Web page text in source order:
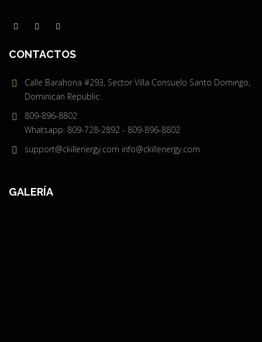
CONTACTOS
Calle Barahona #293, Sector Villa Consuelo Santo Domingo,
Dominican Republic
809-896-8802
Whatsapp: 809-728-2892 - 809-896-8802
support@ckillenergy.com info@ckillenergy.com
GALERÍA